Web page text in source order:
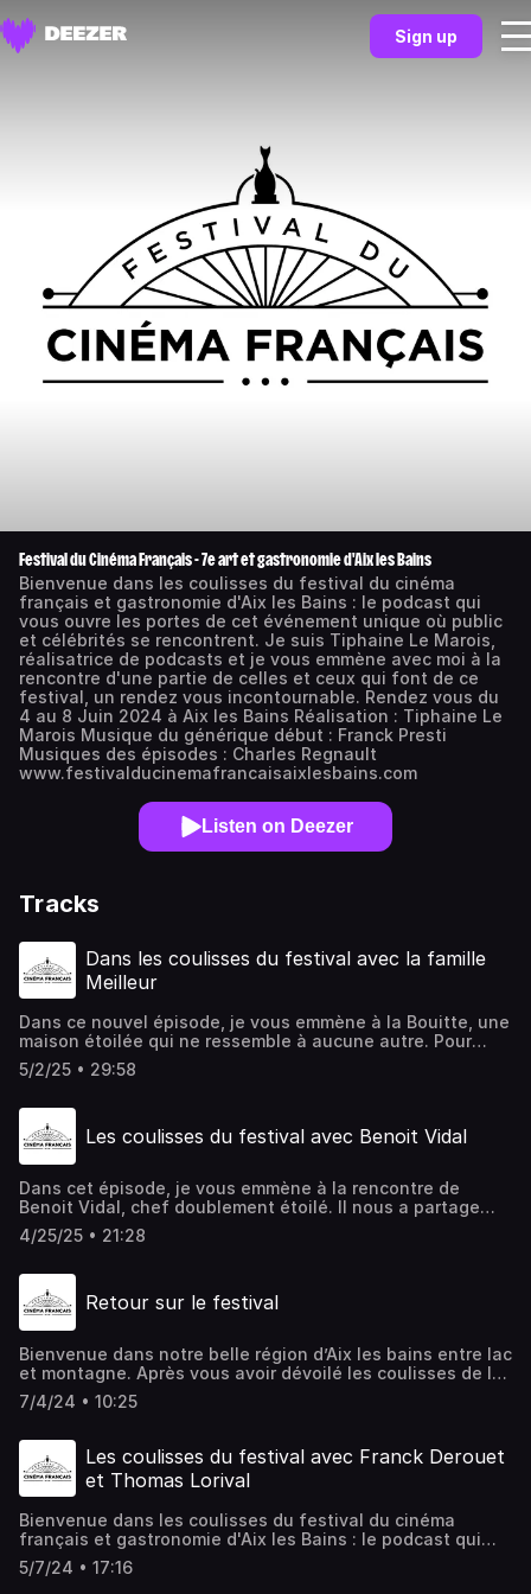
Sign up
Festival du Cinéma Français - 7e art et gastronomie d'Aix les Bains
Bienvenue dans les coulisses du festival du cinéma
français et gastronomie d'Aix les Bains : le podcast qui
vous ouvre les portes de cet événement unique où public
et célébrités se rencontrent. Je suis Tiphaine Le Marois,
réalisatrice de podcasts et je vous emmène avec moi à la
rencontre d'une partie de celles et ceux qui font de ce
festival, un rendez vous incontournable. Rendez vous du
4 au 8 Juin 2024 à Aix les Bains Réalisation : Tiphaine Le
Marois Musique du générique début : Franck Presti
Musiques des épisodes : Charles Regnault
www.festivalducinemafrancaisaixlesbains.com
Listen on Deezer
Tracks
Dans les coulisses du festival avec la famille
Meilleur
Dans ce nouvel épisode, je vous emmène à la Bouitte, une
maison étoilée qui ne ressemble à aucune autre. Pour
rencontrer trois générations de chefs aux fourneaux :
René, Maxime, Oscar et Calixte Meilleur. https://www.la-
5/2/25 • 29:58
Les coulisses du festival avec Benoit Vidal
Dans cet épisode, je vous emmène à la rencontre de
Benoit Vidal, chef doublement étoilé. Il nous a partage
son histoire, ses valeurs et la façon dont, tel un
scénariste, il transmet des récits à travers ses plats.
4/25/25 • 21:28
Retour sur le festival
Bienvenue dans notre belle région d’Aix les bains entre lac
et montagne. Après vous avoir dévoilé les coulisses de la
préparation de cet événement unique, il est temps de
revenir sur les moments forts qui ont marqué cette
7/4/24 • 10:25
Les coulisses du festival avec Franck Derouet
et Thomas Lorival
Bienvenue dans les coulisses du festival du cinéma
français et gastronomie d'Aix les Bains : le podcast qui
vous ouvre les portes de cet événement unique où public
et célébrités se rencontrent. Je suis Tiphaine Le Marois,
5/7/24 • 17:16